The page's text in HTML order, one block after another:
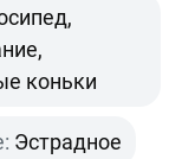
коньки
Эстрадное